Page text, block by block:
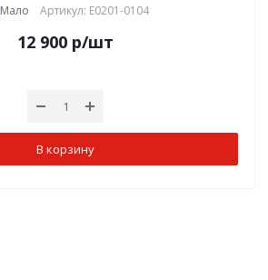
Мало Артикул: Е0201-0104
12 900 р/шт
В корзину